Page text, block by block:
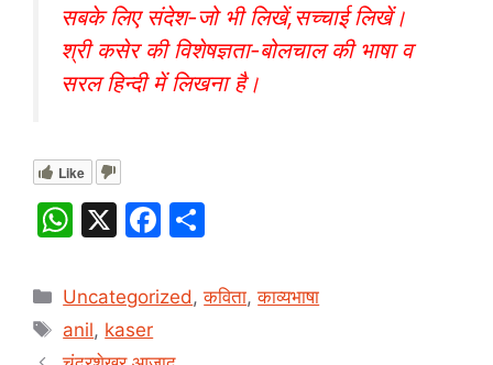
सबके लिए संदेश-जो भी लिखें,सच्चाई लिखें।
श्री कसेर की विशेषज्ञता-बोलचाल की भाषा व
सरल हिन्दी में लिखना है।
Like
W
at
s
X
F
c ar
Categories
Uncategorized ,कविता,काव्यभाषा
Tags
anil, kaser